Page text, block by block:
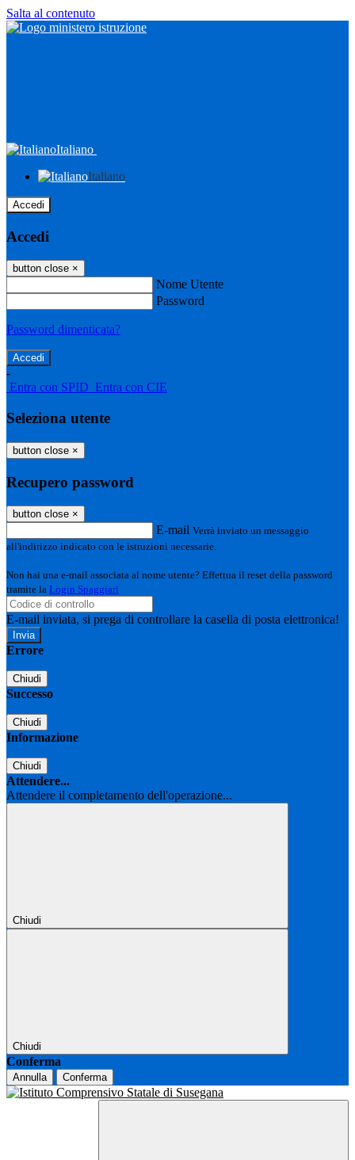
Salta al contenuto
Italiano
Italiano
Accedi
Accedi
button close ×
Nome Utente
Password
Password dimenticata?
-
Entra con SPID Entra con CIE
Seleziona utente
button close ×
Recupero password
button close ×
E-mail Verrà inviato un messaggio
all'indirizzo indicato con le istruzioni necessarie.
Non hai una e-mail associata al nome utente? Effettua il reset della password
tramite la Login Spaggiari
E-mail inviata, si prega di controllare la casella di posta elettronica!
Errore
Chiudi
Successo
Chiudi
Informazione
Chiudi
Attendere...
Attendere il completamento dell'operazione...
Chiudi
Chiudi
Conferma
Annulla Conferma